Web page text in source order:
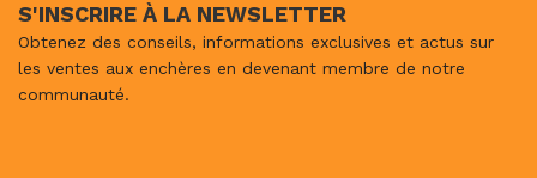
S'INSCRIRE À LA NEWSLETTER
Obtenez des conseils, informations exclusives et actus sur
les ventes aux enchères en devenant membre de notre
communauté.